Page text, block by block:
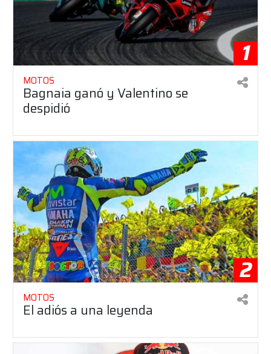
1
MOTOS
Bagnaia ganó y Valentino se
despidió
2
MOTOS
El adiós a una leyenda